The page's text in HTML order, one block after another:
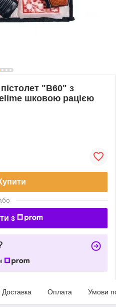
"B60" з
шковою рацією
з
Доставка Оплата Умови